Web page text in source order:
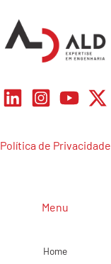
Política de Privacidade
Menu
Home